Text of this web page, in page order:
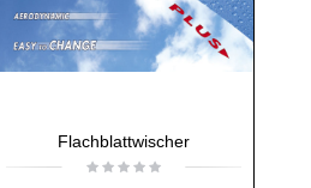
Flachblattwischer